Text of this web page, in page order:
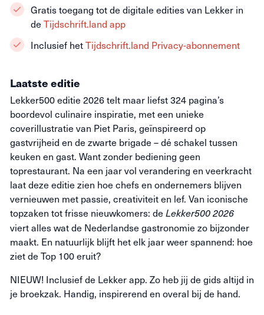
Laatste editie
Lekker500 editie 2026 telt maar liefst 324 pagina’s
boordevol culinaire inspiratie, met een unieke
coverillustratie van Piet Paris, geïnspireerd op
gastvrijheid en de zwarte brigade – dé schakel tussen
keuken en gast. Want zonder bediening geen
toprestaurant. Na een jaar vol verandering en veerkracht
laat deze editie zien hoe chefs en ondernemers blijven
vernieuwen met passie, creativiteit en lef. Van iconische
topzaken tot frisse nieuwkomers: de Lekker500 2026
viert alles wat de Nederlandse gastronomie zo bijzonder
maakt. En natuurlijk blijft het elk jaar weer spannend: hoe
ziet de Top 100 eruit?
NIEUW! Inclusief de Lekker app. Zo heb jij de gids altijd in
je broekzak. Handig, inspirerend en overal bij de hand.
Gratis toegang tot de digitale edities van Lekker in
de Tijdschrift.land app
Inclusief hetTijdschrift.land Privacy-abonnement